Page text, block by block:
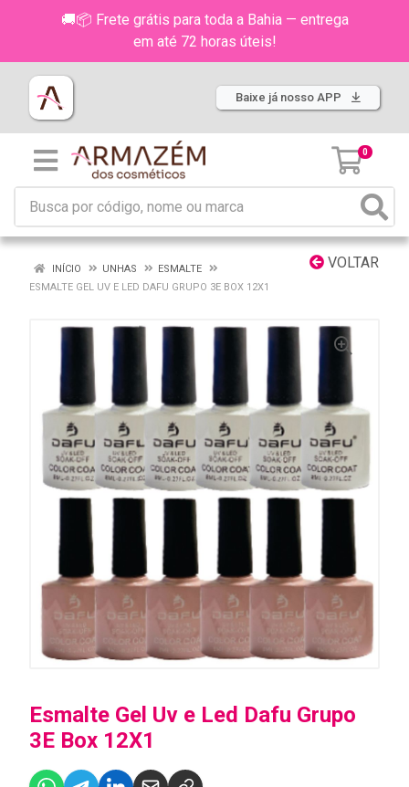
🚚📦 Frete grátis para toda a Bahia — entrega
em até 72 horas úteis!
Baixe já nosso APP
0
VOLTAR
INÍCIO UNHAS
ESMALTE
ESMALTE GEL UV E LED DAFU GRUPO 3E BOX 12X1
Esmalte Gel Uv e Led Dafu Grupo
3E Box 12X1